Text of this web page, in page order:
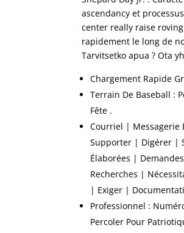
ascendancy et
center really raise
rapidement le long de
Tarvitsetko apua ? Ota
Chargement Rapide
Terrain De Baseball :
Fête .
Courriel |
Supporter | Digérer |
Élaborées |
Recherches |
| Exiger |
Professionnel :
Percoler Pour